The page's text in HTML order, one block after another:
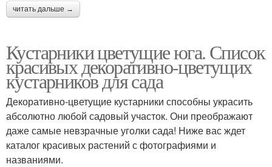
читать дальше →
Кустарники цветущие юга. Список
красивых декоративно-цветущих
кустарников для сада
Декоративно-цветущие кустарники способны украсить
абсолютно любой садовый участок. Они преображают
даже самые невзрачные уголки сада! Ниже вас ждет
каталог красивых растений с фотографиями и
названиями.